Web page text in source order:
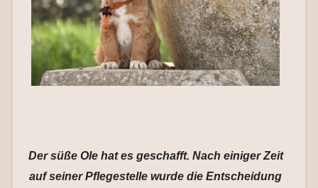
Der süße Ole hat es geschafft. Nach einiger Zeit
auf seiner Pflegestelle wurde die Entscheidung